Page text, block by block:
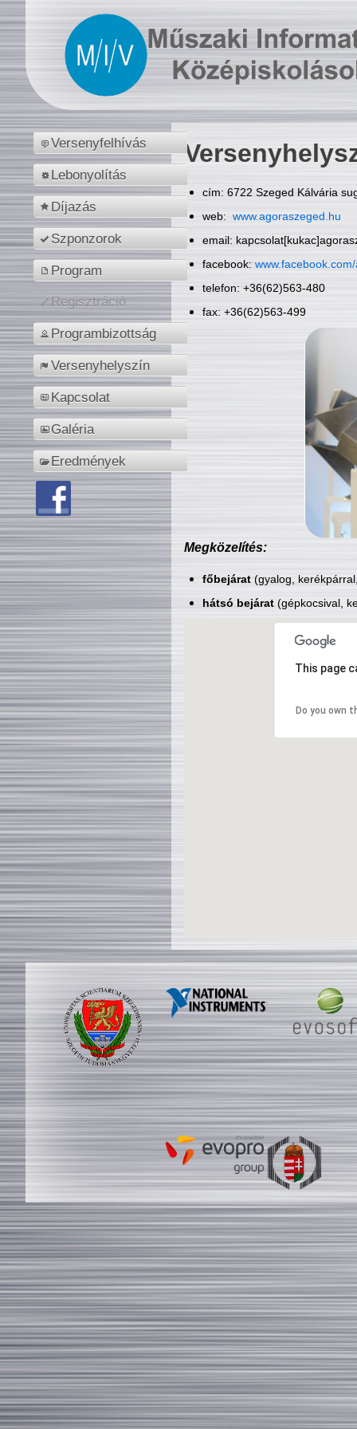
Versenyfelhívás
Lebonyolítás
Díjazás
Szponzorok
Program
Regisztráció
Programbizottság
Versenyhelyszín
Kapcsolat
Galéria
Eredmények
cím: 6722 Szeged Kálvária
web: www.agoraszeged.hu
email:
facebook:
telefon: +36(62)563-480
fax: +36(62)563-499
Megközelítés:
főbejárat(gyalog,
hátsó bejárat(gépkocsival,
This page
Do you own